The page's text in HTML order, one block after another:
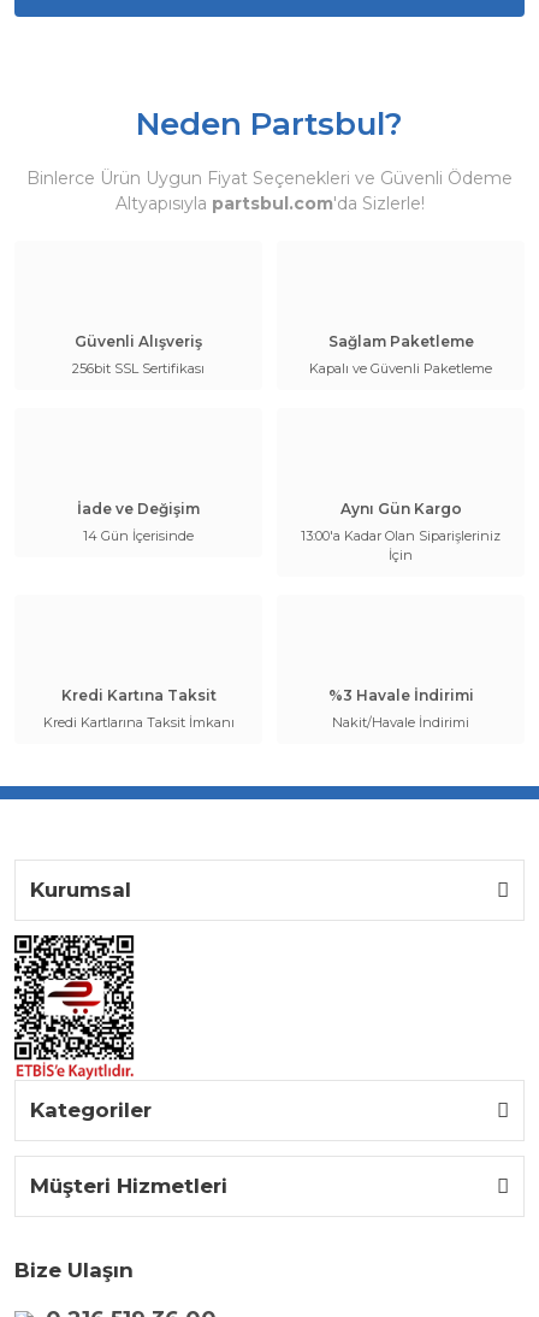
Neden Partsbul?
Binlerce Ürün Uygun Fiyat Seçenekleri ve Güvenli Ödeme
Altyapısıyla partsbul.com'da Sizlerle!
Güvenli Alışveriş
256bit SSL Sertifikası
Sağlam Paketleme
Kapalı ve Güvenli Paketleme
İade ve Değişim
14 Gün İçerisinde
Aynı Gün Kargo
13:00'a Kadar Olan Siparişleriniz
İçin
Kredi Kartına Taksit
Kredi Kartlarına Taksit İmkanı
%3 Havale İndirimi
Nakit/Havale İndirimi
Kurumsal
Kategoriler
Müşteri Hizmetleri
Bize Ulaşın